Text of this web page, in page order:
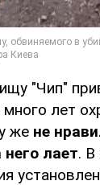
"Чип"
много лет
же не
лает. В